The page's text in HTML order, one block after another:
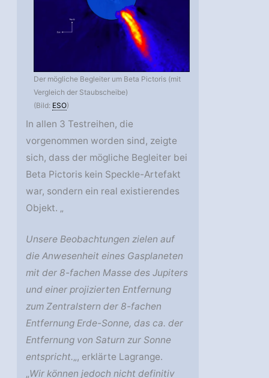
Der mögliche Begleiter um Beta Pictoris (mit
Vergleich der Staubscheibe)
(Bild: ESO)
In allen 3 Testreihen, die
vorgenommen worden sind, zeigte
sich, dass der mögliche Begleiter bei
Beta Pictoris kein Speckle-Artefakt
war, sondern ein real existierendes
Objekt. „
Unsere Beobachtungen zielen auf
die Anwesenheit eines Gasplaneten
mit der 8-fachen Masse des Jupiters
und einer projizierten Entfernung
zum Zentralstern der 8-fachen
Entfernung Erde-Sonne, das ca. der
Entfernung von Saturn zur Sonne
entspricht.„, erklärte Lagrange.
„Wir können jedoch nicht definitiv